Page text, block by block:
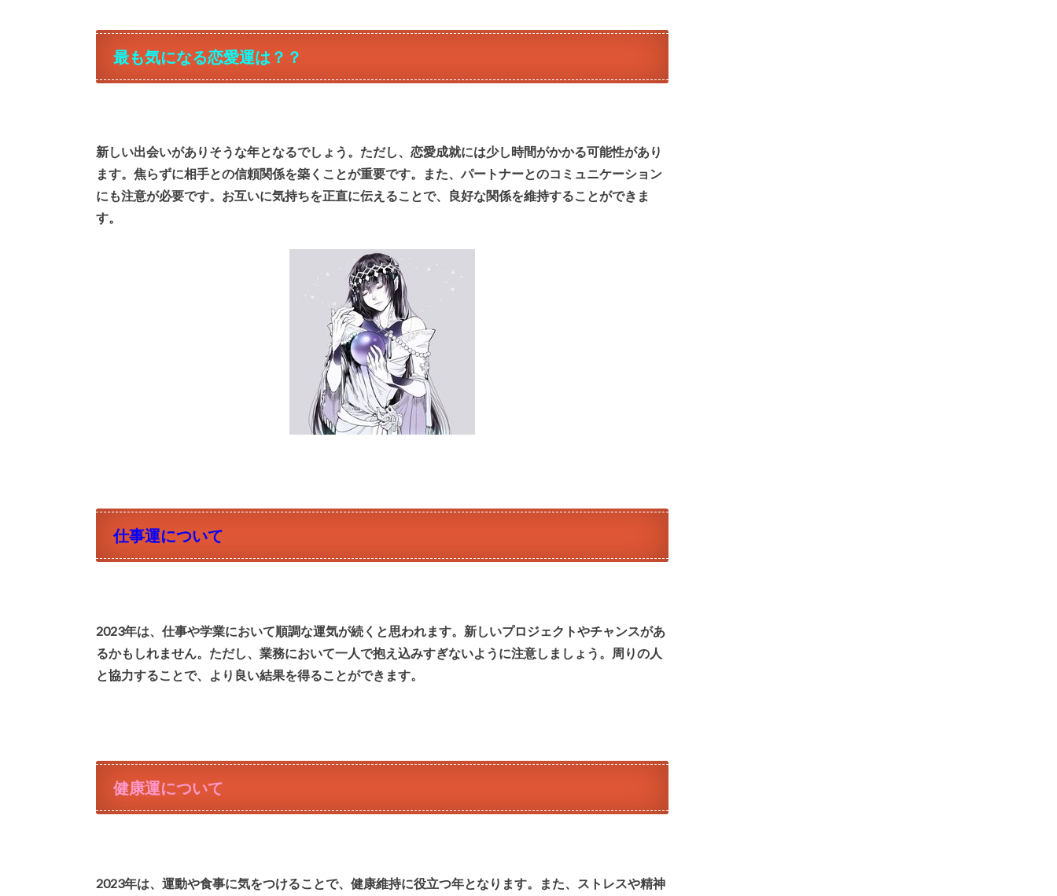
最も気になる恋愛運は？？
新しい出会いがありそうな年となるでしょう。ただし、恋愛成就には少し時間がかかる可能性があり
ます。焦らずに相手との信頼関係を築くことが重要です。また、パートナーとのコミュニケーション
にも注意が必要です。お互いに気持ちを正直に伝えることで、良好な関係を維持することができま
す。
仕事運について
2023年は、仕事や学業において順調な運気が続くと思われます。新しいプロジェクトやチャンスがあ
るかもしれません。ただし、業務において一人で抱え込みすぎないように注意しましょう。周りの人
と協力することで、より良い結果を得ることができます。
健康運について
2023年は、運動や食事に気をつけることで、健康維持に役立つ年となります。また、ストレスや精神